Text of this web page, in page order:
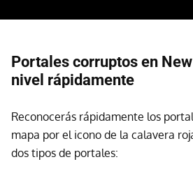
Portales corruptos en
nivel rápidamente
Reconocerás rápidamente los
mapa por el icono de la calavera
dos tipos de portales: